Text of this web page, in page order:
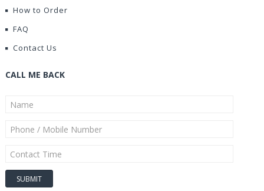
How to Order
FAQ
Contact Us
CALL ME BACK